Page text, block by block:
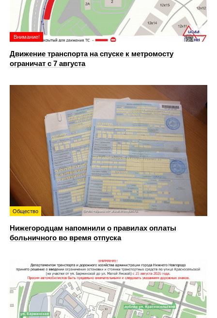
Внимание!
Движение транспорта на спуске к метромосту
ограничат с 7 августа
Общество
Нижегородцам напомнили о правилах оплаты
больничного во время отпуска